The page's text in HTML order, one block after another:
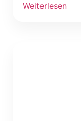
Weiterlesen